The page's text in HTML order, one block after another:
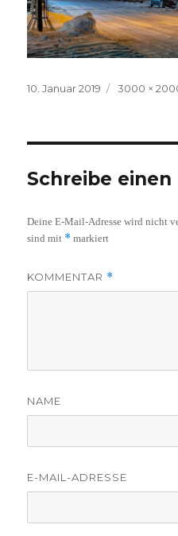
Veröffentlicht
10. Januar 2019
Volle
3000 ×
Schreibe
Deine E-Mail-Adresse wird nicht
sind mit * markiert
KOMMENTAR *
NAME
E-MAIL-ADRESSE